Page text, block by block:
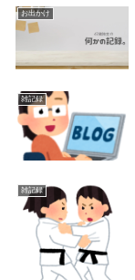
お出かけ
雑記録
雑記録